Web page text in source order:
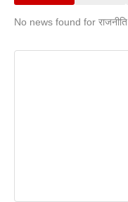
No news found for राजनीति